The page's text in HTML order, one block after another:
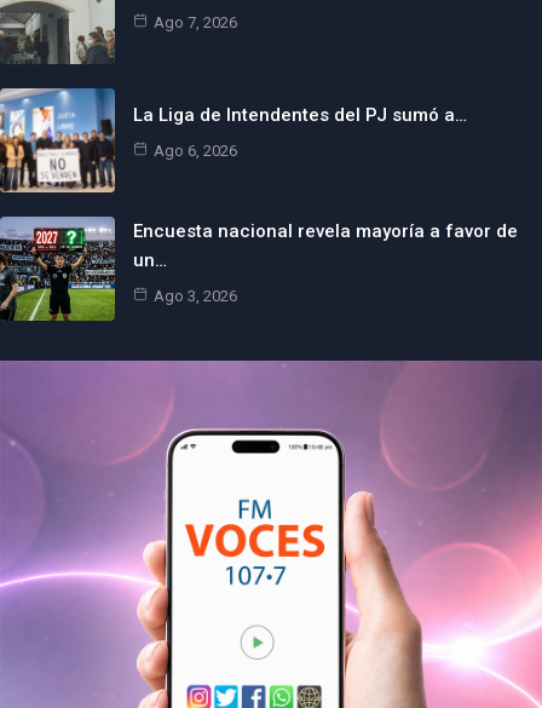
Ago 7, 2026
La Liga de Intendentes del PJ sumó a…
Ago 6, 2026
Encuesta nacional revela mayoría a favor de
un…
Ago 3, 2026